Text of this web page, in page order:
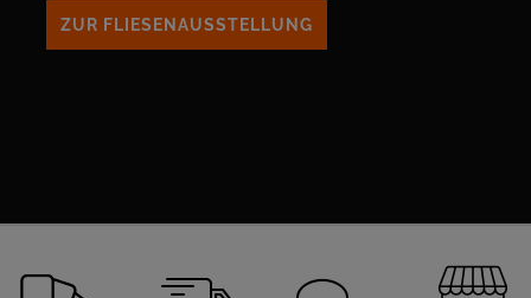
ZUR FLIESENAUSSTELLUNG